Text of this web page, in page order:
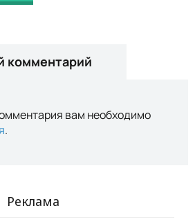
комментарий
вам необходимо
.
Реклама